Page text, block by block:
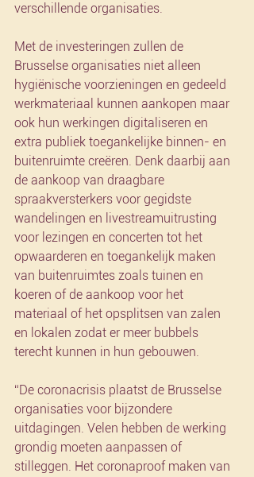
verschillende organisaties.
Met de investeringen zullen de
Brusselse organisaties niet alleen
hygiënische voorzieningen en gedeeld
werkmateriaal kunnen aankopen maar
ook hun werkingen digitaliseren en
extra publiek toegankelijke binnen- en
buitenruimte creëren. Denk daarbij aan
de aankoop van draagbare
spraakversterkers voor gegidste
wandelingen en livestreamuitrusting
voor lezingen en concerten tot het
opwaarderen en toegankelijk maken
van buitenruimtes zoals tuinen en
koeren of de aankoop voor het
materiaal of het opsplitsen van zalen
en lokalen zodat er meer bubbels
terecht kunnen in hun gebouwen.
“De coronacrisis plaatst de Brusselse
organisaties voor bijzondere
uitdagingen. Velen hebben de werking
grondig moeten aanpassen of
stilleggen. Het coronaproof maken van